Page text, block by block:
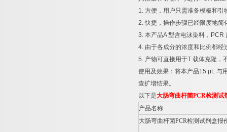
1. 方便，用户只需准备模板和引
2.快捷，操作步骤已经限度地简
3. 本产品A型含电泳染料， PCR
4. 由于各成分的浓度和比例都
5. 产物可直接用于T 载体克隆，
使用及效果：将本产品15 μL 与
查扩增结果。
以下是大肠弯曲杆菌PCR检测试
产品名称
大肠弯曲杆菌PCR检测试剂盒报